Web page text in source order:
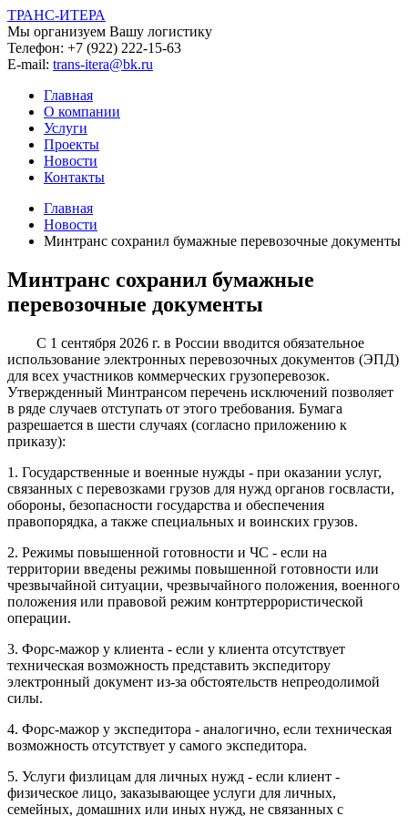
ТРАНС-ИТЕРА
Мы организуем Вашу логистику
Телефон: +7 (922) 222-15-63
E-mail: trans-itera@bk.ru
Главная
О компании
Услуги
Проекты
Новости
Контакты
Главная
Новости
Минтранс сохранил бумажные перевозочные документы
Минтранс сохранил бумажные
перевозочные документы
С 1 сентября 2026 г. в России вводится обязательное
использование электронных перевозочных документов (ЭПД)
для всех участников коммерческих грузоперевозок.
Утвержденный Минтрансом перечень исключений позволяет
в ряде случаев отступать от этого требования. Бумага
разрешается в шести случаях (согласно приложению к
приказу):
1. Государственные и военные нужды - при оказании услуг,
связанных с перевозками грузов для нужд органов госвласти,
обороны, безопасности государства и обеспечения
правопорядка, а также специальных и воинских грузов.
2. Режимы повышенной готовности и ЧС - если на
территории введены режимы повышенной готовности или
чрезвычайной ситуации, чрезвычайного положения, военного
положения или правовой режим контртеррористической
операции.
3. Форс-мажор у клиента - если у клиента отсутствует
техническая возможность представить экспедитору
электронный документ из-за обстоятельств непреодолимой
силы.
4. Форс-мажор у экспедитора - аналогично, если техническая
возможность отсутствует у самого экспедитора.
5. Услуги физлицам для личных нужд - если клиент -
физическое лицо, заказывающее услуги для личных,
семейных, домашних или иных нужд, не связанных с